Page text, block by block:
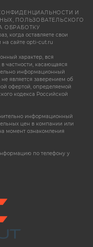
И
, ПОЛЬЗОВАТЕЛЬСКОГО
ОБРАБОТКУ
когда оставляете свои
сайте opti-cut.ru
характер, вся
частности, касающаяся
информационный
является заверением об
офертой, определяемой
кодекса Российской
информационный
цен в компании или
момент ознакомления
по телефону у